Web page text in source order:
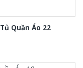
Tủ Quần Áo 22